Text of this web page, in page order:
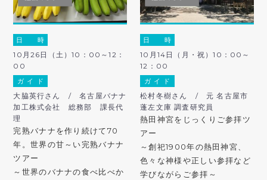
日 時
10月26日（土）10：00～12：
00
ガ イ ド
大脇英行さん / 名古屋バナナ
加工株式会社 総務部 課長代
理
完熟バナナを作り続けて70
年。世界の甘～い完熟バナナ
ツアー
～世界のバナナの食べ比べか
日 時
10月14日（月・祝）10：00～
12：00
ガ イ ド
松村冬樹さん / 元 名古屋市
蓬左文庫 調査研究員
熱田神宮をじっくりご参拝ツ
アー
～創祀1900年の熱田神宮、
色々な神様や正しい参拝など
学びながらご参拝～